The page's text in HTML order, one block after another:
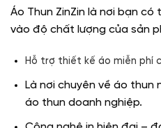
Áo Thun ZinZin là nơi bạn
vào độ chất lượng của sản
Hỗ trợ thiết kế áo miễn phí
Là nơi chuyên về áo thun
áo thun doanh nghiệp.